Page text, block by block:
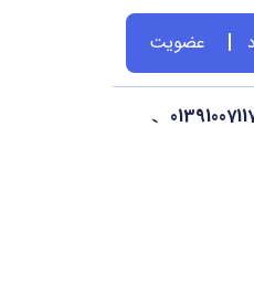
عضویت